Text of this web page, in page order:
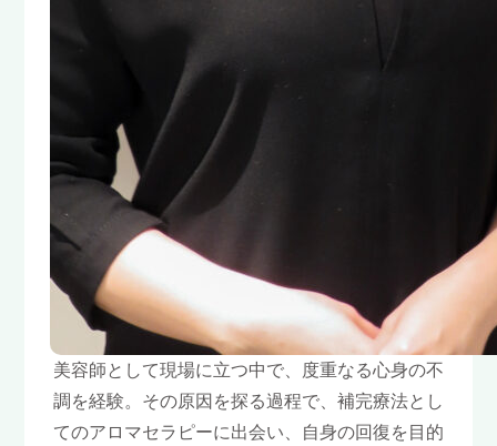
美容師として現場に立つ中で、度重なる心身の不
調を経験。その原因を探る過程で、補完療法とし
てのアロマセラピーに出会い、自身の回復を目的